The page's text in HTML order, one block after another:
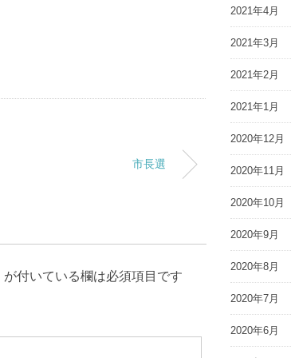
市長選
が付いている欄は必須項目です
2021年4月
2021年3月
2021年2月
2021年1月
2020年12月
2020年11月
2020年10月
2020年9月
2020年8月
2020年7月
2020年6月